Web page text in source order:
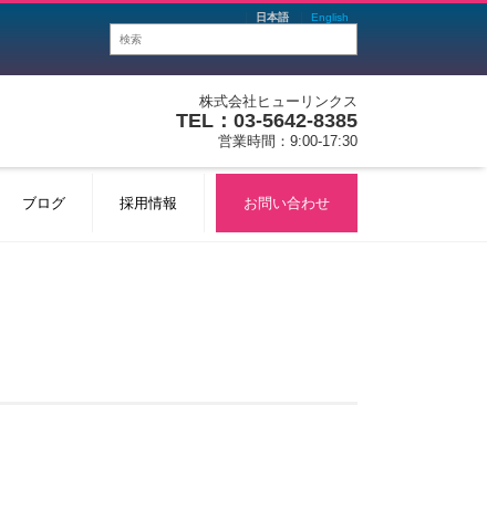
日本語 English
株式会社ヒューリンクス
TEL：03-5642-8385
営業時間：9:00-17:30
ブログ 採用情報 お問い合わせ